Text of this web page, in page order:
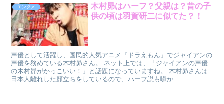
エンタメ
木村昴はハーフ？父親は？昔の子
供の頃は羽賀研二に似てた？！
声優として活躍し、国民的人気アニメ『ドラえもん』でジャイアンの
声優を務めている木村昴さん。 ネット上では、「ジャイアンの声優
の木村昴がかっこいい！」と話題になっていますね。 木村昴さんは
日本人離れした顔立ちをしているので、ハーフ説も囁か...